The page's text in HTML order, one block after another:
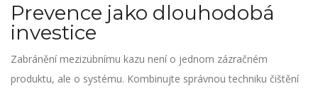
Prevence jako dlouhodobá
investice
Zabránění mezizubnímu kazu není o jednom zázračném
produktu, ale o systému. Kombinujte správnou techniku čištění